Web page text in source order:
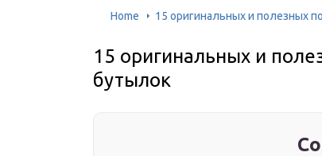
Home 15 оригинальных и полезных
15 оригинальных и
бутылок